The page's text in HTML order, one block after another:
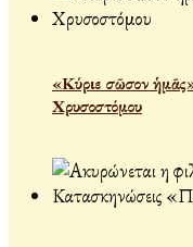
«Κύριε σῶσον
Χρυσοστόμου